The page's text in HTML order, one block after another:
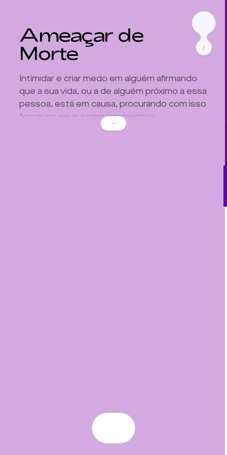
Ameaçar de
Morte
Intimidar e criar medo em alguém afirmando
que a sua vida, ou a de alguém próximo a essa
pessoa, está em causa, procurando com isso
forçar os seus comportamentos.
...